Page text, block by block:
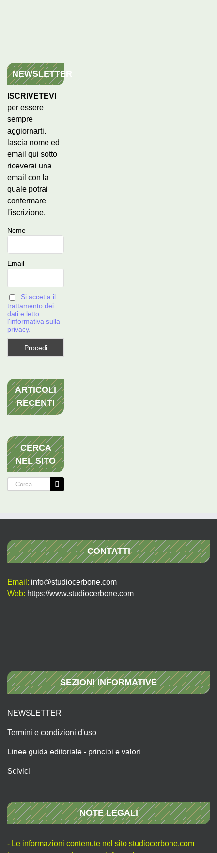
NEWSLETTER
ISCRIVETEVI
per essere
sempre
aggiornarti,
lascia nome ed
email qui sotto
riceverai una
email con la
quale potrai
confermare
l'iscrizione.
Nome
Email
Si accetta il
trattamento dei
dati e letto
l'informativa sulla
privacy.
ARTICOLI
RECENTI
CERCA
NEL SITO
Cerca
per:
CONTATTI
Email: info@studiocerbone.com
Web: https://www.studiocerbone.com
SEZIONI INFORMATIVE
NEWSLETTER
Termini e condizioni d'uso
Linee guida editoriale - principi e valori
Scivici
NOTE LEGALI
- Le informazioni contenute nel sito studiocerbone.com